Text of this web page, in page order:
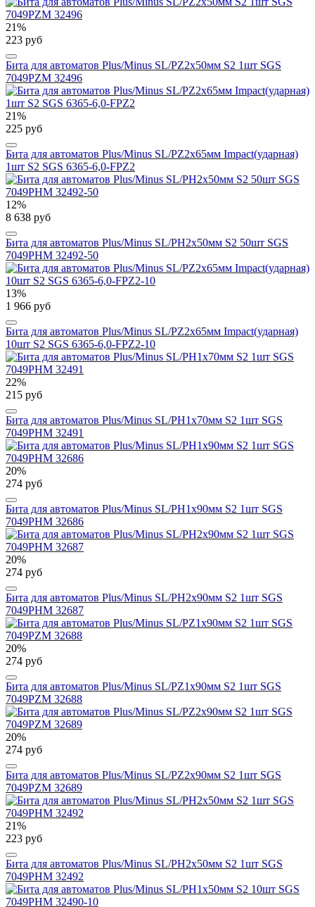
21%
223 руб
Бита для автоматов Plus/Minus SL/PZ2х50мм S2 1шт SGS
7049PZM 32496
21%
225 руб
Бита для автоматов Plus/Minus SL/PZ2х65мм Impact(ударная)
1шт S2 SGS 6365-6,0-FPZ2
12%
8 638 руб
Бита для автоматов Plus/Minus SL/PH2х50мм S2 50шт SGS
7049PHM 32492-50
13%
1 966 руб
Бита для автоматов Plus/Minus SL/PZ2х65мм Impact(ударная)
10шт S2 SGS 6365-6,0-FPZ2-10
22%
215 руб
Бита для автоматов Plus/Minus SL/PH1х70мм S2 1шт SGS
7049PHM 32491
20%
274 руб
Бита для автоматов Plus/Minus SL/PH1х90мм S2 1шт SGS
7049PHM 32686
20%
274 руб
Бита для автоматов Plus/Minus SL/PH2х90мм S2 1шт SGS
7049PHM 32687
20%
274 руб
Бита для автоматов Plus/Minus SL/PZ1х90мм S2 1шт SGS
7049PZM 32688
20%
274 руб
Бита для автоматов Plus/Minus SL/PZ2х90мм S2 1шт SGS
7049PZM 32689
21%
223 руб
Бита для автоматов Plus/Minus SL/PH2х50мм S2 1шт SGS
7049PHM 32492